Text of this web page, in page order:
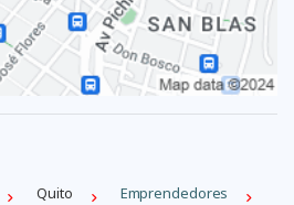
Quito
Emprendedores